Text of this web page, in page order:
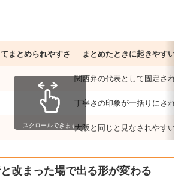
まとめられやすさ まとめたときに起きやすい
関西弁の代表として固定され
丁寧さの印象が一括りにされ
大阪と同じと見なされやすい
スクロールできます
改まった場で出る形が変わる